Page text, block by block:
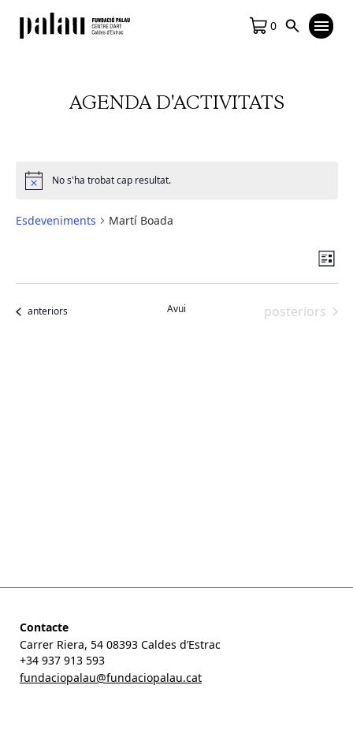
0
AGENDA D'ACTIVITATS
Notice No s'ha trobat cap resultat.
Esdeveniments Martí Boada
de
de
Llista
Esdeveniments
anteriors Avui Esdeveniments
posteriors
Contacte
Carrer Riera, 54 08393 Caldes d’Estrac
+34 937 913 593
fundaciopalau@fundaciopalau.cat